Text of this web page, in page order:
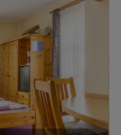
in der Wohnung